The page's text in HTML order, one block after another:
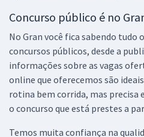
Concurso público é no
No Gran você fica sabendo tudo
concursos públicos, desde a
informações sobre as vagas
online que oferecemos são
rotina bem corrida, mas precisa
o concurso que está prestes a
Temos muita confiança na